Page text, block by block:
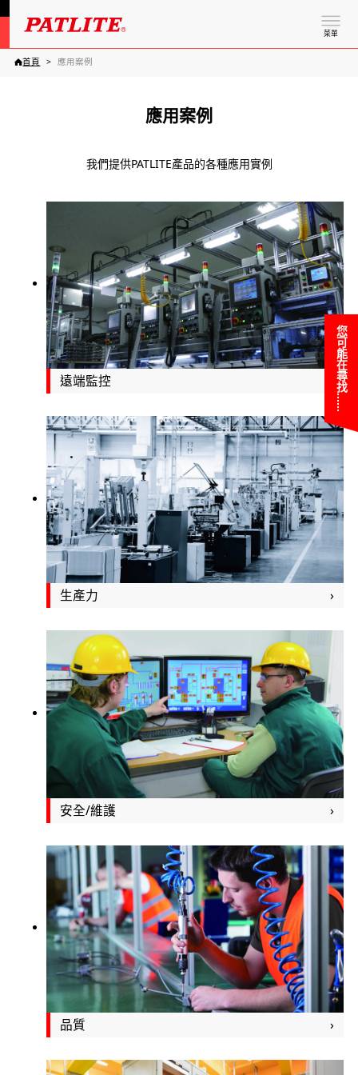
菜單
您可能在尋找……
首頁 應用案例
應用案例
我們提供PATLITE產品的各種應用實例
遠端監控
生產力
安全/維護
品質